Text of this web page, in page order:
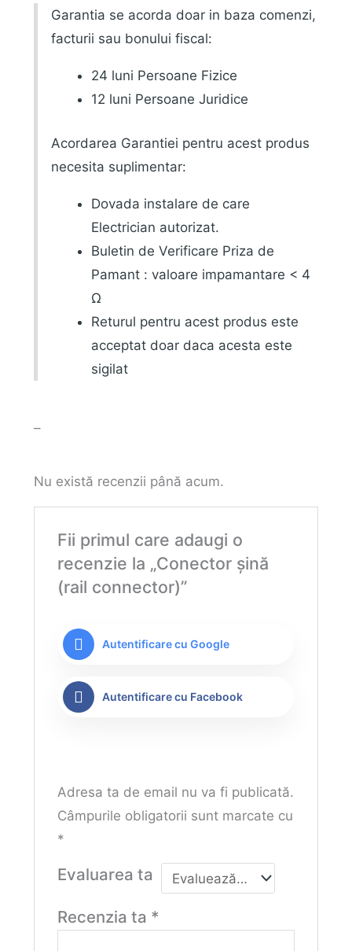
Garantia se acorda doar in baza comenzi,
facturii sau bonului fiscal:
24 luni Persoane Fizice
12 luni Persoane Juridice
Acordarea Garantiei pentru acest produs
necesita suplimentar:
Dovada instalare de care
Electrician autorizat.
Buletin de Verificare Priza de
Pamant : valoare impamantare < 4
Ω
Returul pentru acest produs este
acceptat doar daca acesta este
sigilat
–
Nu există recenzii până acum.
Fii primul care adaugi o
recenzie la „Conector șină
(rail connector)”
Autentificare cu Google
Autentificare cu Facebook
Adresa ta de email nu va fi publicată.
Câmpurile obligatorii sunt marcate cu
*
Evaluarea ta
Recenzia ta *